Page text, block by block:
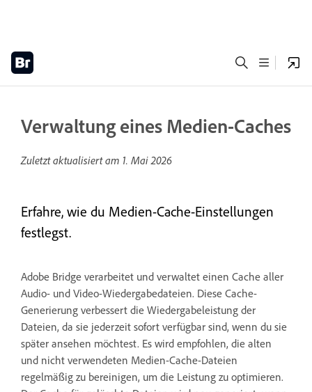
Verwaltung eines Medien-Caches
Zuletzt aktualisiert am 1. Mai 2026
Erfahre, wie du Medien-Cache-Einstellungen
festlegst.
Adobe Bridge verarbeitet und verwaltet einen Cache aller
Audio- und Video-Wiedergabedateien. Diese Cache-
Generierung verbessert die Wiedergabeleistung der
Dateien, da sie jederzeit sofort verfügbar sind, wenn du sie
später ansehen möchtest. Es wird empfohlen, die alten
und nicht verwendeten Medien-Cache-Dateien
regelmäßig zu bereinigen, um die Leistung zu optimieren.